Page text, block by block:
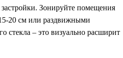
Зонируйте помещения
20 см или раздвижными
стекла – это визуально расширит